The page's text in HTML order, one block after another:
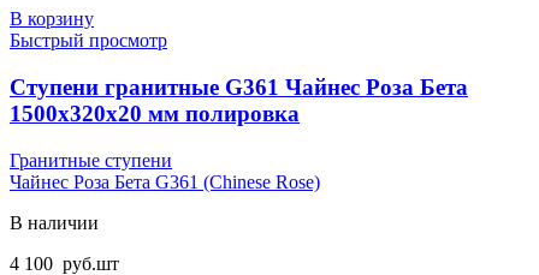
В корзину
Быстрый просмотр
Ступени гранитные G361 Чайнес Роза Бета
1500x320x20 мм полировка
Гранитные ступени
Чайнес Роза Бета G361 (Chinese Rose)
В наличии
4 100 руб.шт